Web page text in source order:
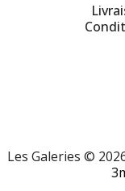
Les Galeries ©